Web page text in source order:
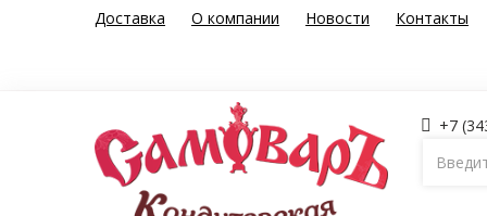
Доставка О компании Новости Контакты
+7